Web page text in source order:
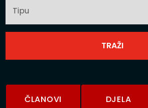
ČLANOVI DJELA